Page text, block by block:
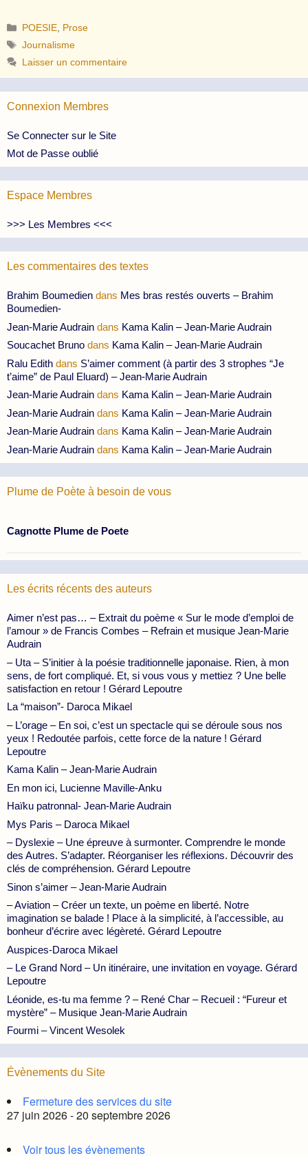
Catégories
POESIE Prose
Étiquettes
Journalisme
Laisser un commentaire
Connexion Membres
Se Connecter sur le Site
Mot de Passe oublié
Espace Membres
>>> Les Membres <<<
Les commentaires des textes
Brahim Boumedien dans Mes bras restés ouverts – Brahim
Boumedien-
Jean-Marie Audrain dans Kama Kalin – Jean-Marie Audrain
Soucachet Bruno dans Kama Kalin – Jean-Marie Audrain
Ralu Edith dans S’aimer comment (à partir des 3 strophes “Je
t’aime” de Paul Eluard) – Jean-Marie Audrain
Jean-Marie Audrain dans Kama Kalin – Jean-Marie Audrain
Jean-Marie Audrain dans Kama Kalin – Jean-Marie Audrain
Jean-Marie Audrain dans Kama Kalin – Jean-Marie Audrain
Jean-Marie Audrain dans Kama Kalin – Jean-Marie Audrain
Plume de Poète à besoin de vous
Cagnotte Plume de Poete
Les écrits récents des auteurs
Aimer n’est pas… – Extrait du poème « Sur le mode d’emploi de
l’amour » de Francis Combes – Refrain et musique Jean-Marie
Audrain
– Uta – S’initier à la poésie traditionnelle japonaise. Rien, à mon
sens, de fort compliqué. Et, si vous vous y mettiez ? Une belle
satisfaction en retour ! Gérard Lepoutre
La “maison”- Daroca Mikael
– L’orage – En soi, c’est un spectacle qui se déroule sous nos
yeux ! Redoutée parfois, cette force de la nature ! Gérard
Lepoutre
Kama Kalin – Jean-Marie Audrain
En mon ici, Lucienne Maville-Anku
Haïku patronnal- Jean-Marie Audrain
Mys Paris – Daroca Mikael
– Dyslexie – Une épreuve à surmonter. Comprendre le monde
des Autres. S’adapter. Réorganiser les réflexions. Découvrir des
clés de compréhension. Gérard Lepoutre
Sinon s’aimer – Jean-Marie Audrain
– Aviation – Créer un texte, un poème en liberté. Notre
imagination se balade ! Place à la simplicité, à l’accessible, au
bonheur d’écrire avec légèreté. Gérard Lepoutre
Auspices-Daroca Mikael
– Le Grand Nord – Un itinéraire, une invitation en voyage. Gérard
Lepoutre
Léonide, es-tu ma femme ? – René Char – Recueil : “Fureur et
mystère” – Musique Jean-Marie Audrain
Fourmi – Vincent Wesolek
Évènements du Site
Fermeture des services du site
27 juin 2026 - 20 septembre 2026
Voir tous les évènements